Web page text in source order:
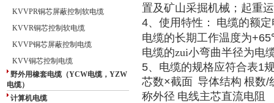
KVVPR铜芯屏蔽控制软电缆
KVVR铜芯控制软电缆
KVVP铜芯屏蔽控制电缆
KVV铜芯控制电缆
野外用橡套电缆（YCW电缆，YZW
电缆）
计算机电缆
置及矿山采掘机械；起重
4、使用特性：
电缆的额
电缆的长期工作温度为+65
电缆的zui小弯曲半径为电
5、电缆的规格应符合表1
芯数×截面 导体结构 根数/
称外径 电线主芯直流电阻